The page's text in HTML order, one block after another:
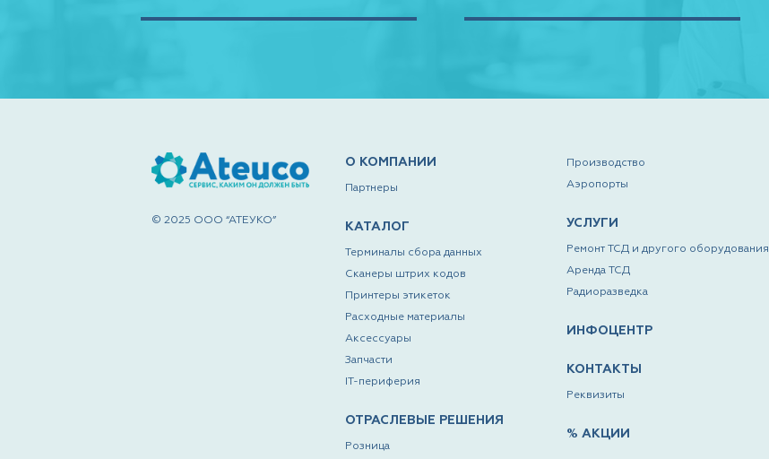
© 2025 ООО “АТЕУКО”
О КОМПАНИИ
Партнеры
КАТАЛОГ
Терминалы сбора данных
Сканеры штрих кодов
Принтеры этикеток
Расходные материалы
Аксессуары
Запчасти
IT-периферия
ОТРАСЛЕВЫЕ РЕШЕНИЯ
Розница
Производство
Аэропорты
УСЛУГИ
Ремонт ТСД и другого оборудования
Аренда ТСД
Радиоразведка
ИНФОЦЕНТР
КОНТАКТЫ
Реквизиты
% АКЦИИ